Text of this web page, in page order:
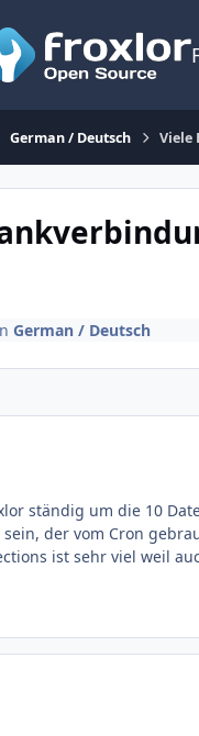
German / Deutsch Viele
German / Deutsch
ständig um die 10
der vom Cron
ist sehr viel weil